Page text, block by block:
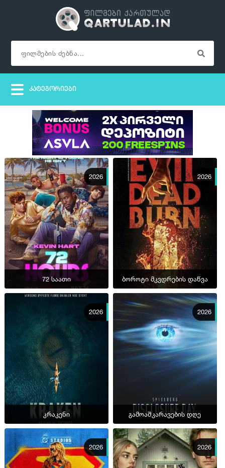
2026
72 საათი
2026
ბოროტი მკვდრების დაწვა
2026
კრაკენი
2026
გამოაშკარავების დღე
2026 2026